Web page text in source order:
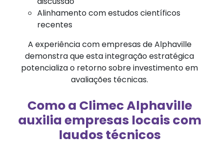
Alinhamento com estudos científicos
recentes
A experiência com empresas de Alphaville
demonstra que esta integração estratégica
potencializa o retorno sobre investimento em
avaliações técnicas.
Como a Climec Alphaville
auxilia empresas locais com
laudos técnicos